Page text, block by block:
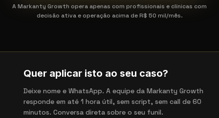
A Markanty Growth opera apenas com profissionais e clínicas com
decisão ativa e operação acima de R$ 50 mil/mês.
Quer aplicar isto ao seu caso?
Deixe nome e WhatsApp. A equipe da Markanty Growth
responde em até 1 hora útil, sem script, sem call de 60
minutos. Conversa direta sobre o seu funil.